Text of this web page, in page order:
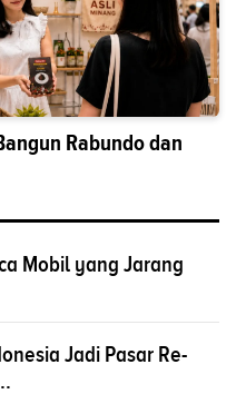
Rabundo dan
Mobil yang Jarang
Jadi Pasar Re-